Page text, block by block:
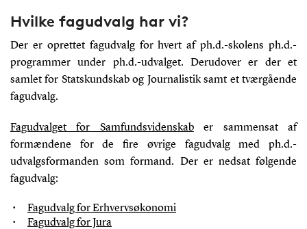
Hvilke fagudvalg har vi?
Der er oprettet fagudvalg for hvert af ph.d.-skolens ph.d.-
programmer under ph.d.-udvalget. Derudover er der et
samlet for Statskundskab og Journalistik samt et tværgående
fagudvalg.
Fagudvalget for Samfundsvidenskaber sammensat af
formændene for de fire øvrige fagudvalg med ph.d.-
udvalgsformanden som formand. Der er nedsat følgende
fagudvalg:
Fagudvalg for Erhvervsøkonomi
Fagudvalg for Jura